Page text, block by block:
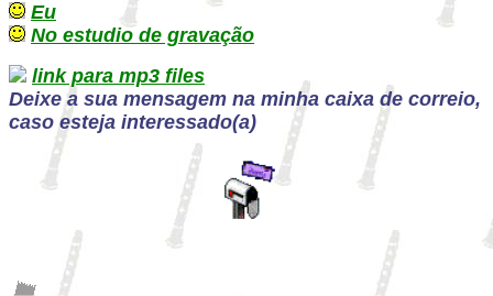
Eu
No estudio de gravação
link para mp3 files
Deixe a sua mensagem na minha caixa de correio,
caso esteja interessado(a)